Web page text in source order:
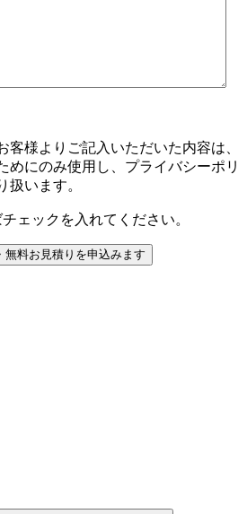
客様よりご記入いただいた内容は、
めにのみ使用し、プライバシーポリ
扱います。
ェックを入れてください。